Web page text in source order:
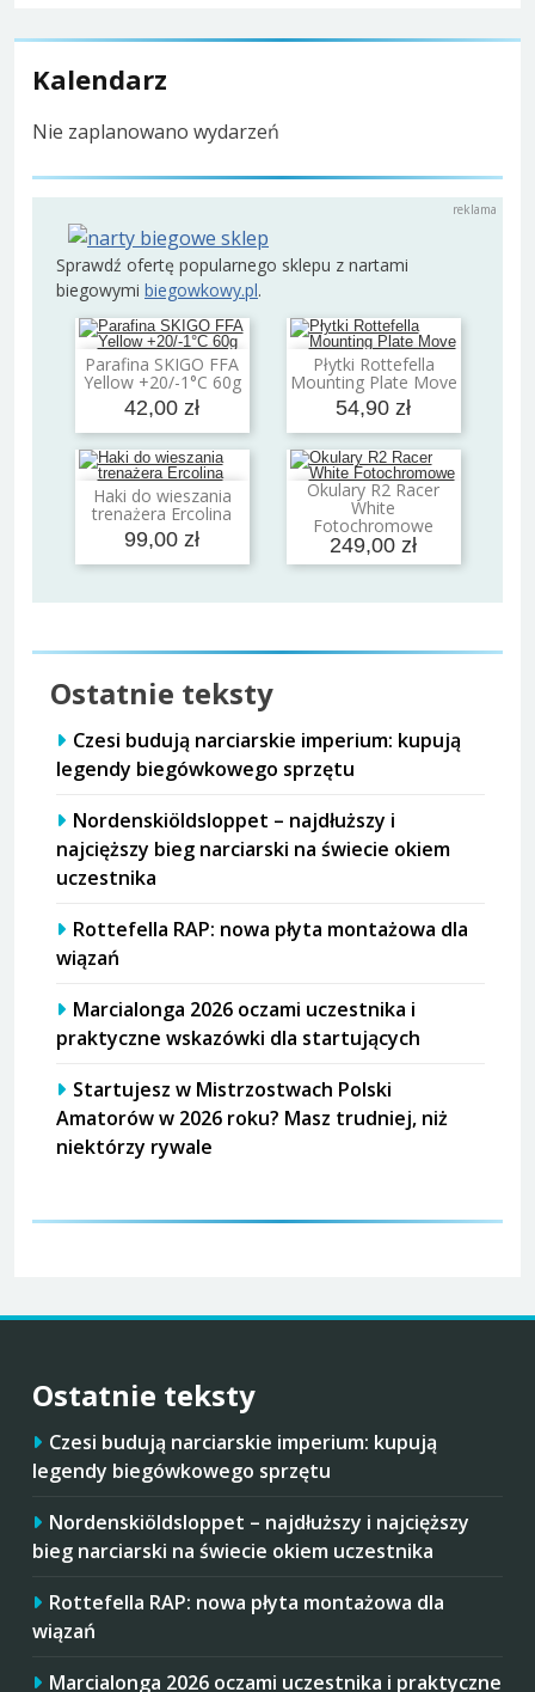
Kalendarz
Nie zaplanowano wydarzeń
Sprawdź ofertę popularnego sklepu z nartami
biegowymi biegowkowy.pl.
Parafina SKIGO FFA
Yellow +20/-1°C 60g
42,00 zł
Dodaj do koszyka Płytki Rottefella
Mounting Plate Move
54,90 zł
Dodaj do koszyka
Haki do wieszania
trenażera Ercolina
99,00 zł
Dodaj do koszyka Okulary R2 Racer
White
Fotochromowe
249,00 zł
Dodaj do koszyka
Ostatnie teksty
Czesi budują narciarskie imperium: kupują
legendy biegówkowego sprzętu
Nordenskiöldsloppet – najdłuższy i
najcięższy bieg narciarski na świecie okiem
uczestnika
Rottefella RAP: nowa płyta montażowa dla
wiązań
Marcialonga 2026 oczami uczestnika i
praktyczne wskazówki dla startujących
Startujesz w Mistrzostwach Polski
Amatorów w 2026 roku? Masz trudniej, niż
niektórzy rywale
Ostatnie teksty
Czesi budują narciarskie imperium: kupują
legendy biegówkowego sprzętu
Nordenskiöldsloppet – najdłuższy i najcięższy
bieg narciarski na świecie okiem uczestnika
Rottefella RAP: nowa płyta montażowa dla
wiązań
Marcialonga 2026 oczami uczestnika i praktyczne